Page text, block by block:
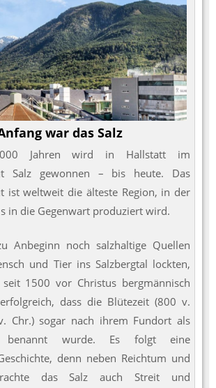
war das Salz
Jahren wird in Hallstatt im
Salz gewonnen – bis heute. Das
ist weltweit die älteste Region, in der
in die Gegenwart produziert wird.
Anbeginn noch salzhaltige Quellen
und Tier ins Salzbergtal lockten,
1500 vor Christus bergmännisch
dass die Blütezeit (800 v.
Chr.) sogar nach ihrem Fundort als
benannt wurde. Es folgt eine
denn neben Reichtum und
das Salz auch Streit und